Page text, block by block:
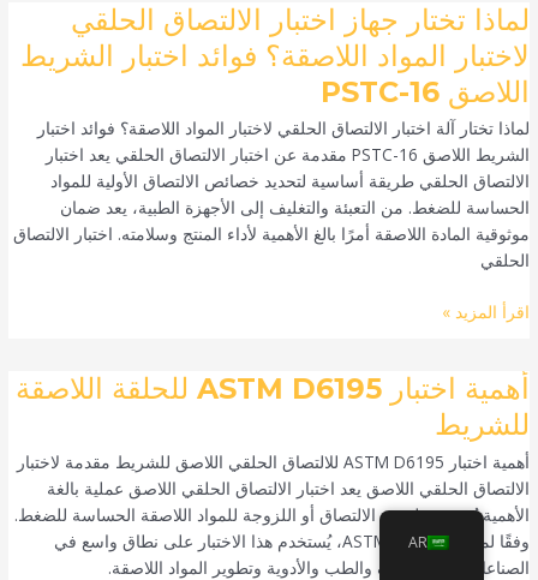
لماذا تختار جهاز اختبار الالتصاق الحلقي
لاختبار المواد اللاصقة؟ فوائد اختبار الشريط
اللاصق PSTC-16
لماذا تختار آلة اختبار الالتصاق الحلقي لاختبار المواد اللاصقة؟ فوائد اختبار
الشريط اللاصق PSTC-16 مقدمة عن اختبار الالتصاق الحلقي يعد اختبار
الالتصاق الحلقي طريقة أساسية لتحديد خصائص الالتصاق الأولية للمواد
الحساسة للضغط. من التعبئة والتغليف إلى الأجهزة الطبية، يعد ضمان
موثوقية المادة اللاصقة أمرًا بالغ الأهمية لأداء المنتج وسلامته. اختبار الالتصاق
الحلقي
لماذا
تختار
جهاز
اختبار
الالتصاق
الحلقي
لاختبار
المواد
اللاصقة؟
فوائد
الشريط
اللاصق
16
اقرأ المزيد »
أهمية اختبار ASTM D6195 للحلقة اللاصقة
للشريط
أهمية اختبار ASTM D6195 للالتصاق الحلقي اللاصق للشريط مقدمة لاختبار
الالتصاق الحلقي اللاصق يعد اختبار الالتصاق الحلقي اللاصق عملية بالغة
الأهمية تُستخدم لتقييم الالتصاق أو اللزوجة للمواد اللاصقة الحساسة للضغط.
وفقًا لمعايير ASTM D6195، يُستخدم هذا الاختبار على نطاق واسع في
الصناعات مثل التغليف والطب والأدوية وتطوير المواد اللاصقة.
أهمية
اختبار
ASTM
D6195
للحلقة
اللاصقة
للشريط
AR